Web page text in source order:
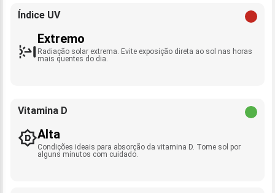
Índice UV
Extremo
Radiação solar extrema. Evite exposição direta ao sol nas horas
mais quentes do dia.
Vitamina D
Alta
Condições ideais para absorção da vitamina D. Tome sol por
alguns minutos com cuidado.